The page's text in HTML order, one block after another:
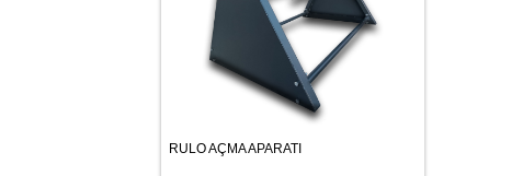
RULO AÇMA APARATI